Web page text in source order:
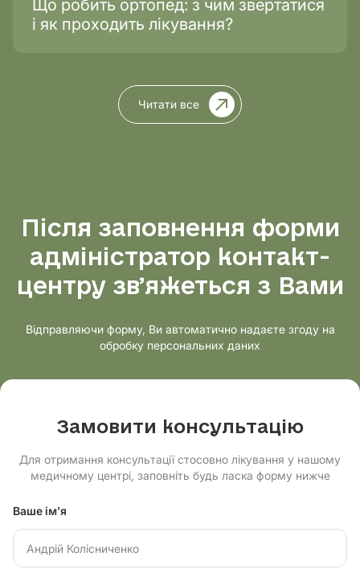
Що робить ортопед: з чим звертатися
і як проходить лікування?
Читати все
Після заповнення форми
адміністратор контакт-
центру звʼяжеться з Вами
Відправляючи форму, Ви автоматично надаєте згоду на
обробку персональних даних
Замовити консультацію
Для отримання консультації стосовно лікування у нашому
медичному центрі, заповніть будь ласка форму нижче
Ваше ім’я